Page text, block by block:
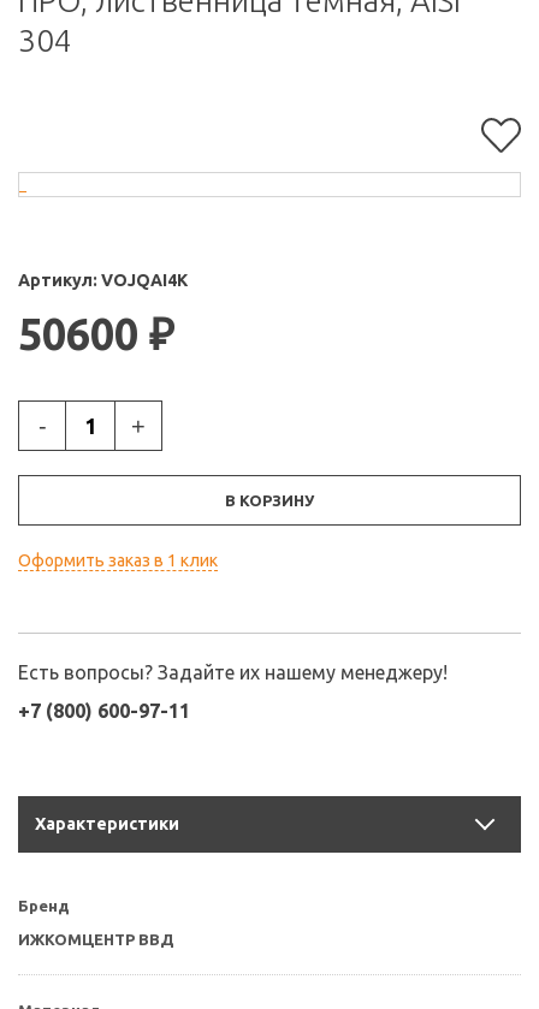
304
Артикул: VOJQAI4K
50600 ₽
- +
В КОРЗИНУ
Оформить заказ в 1 клик
Есть вопросы? Задайте их нашему менеджеру!
+7 (800) 600-97-11
Характеристики
Бренд
ИЖКОМЦЕНТР ВВД